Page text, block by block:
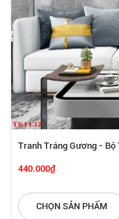
Tranh Tráng Gương - Bộ
440.000₫
CHỌN SẢN PHẨM